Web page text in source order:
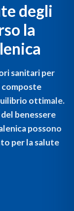
degli
la
sanitari per
ottimale.
benessere
possono
per la salute